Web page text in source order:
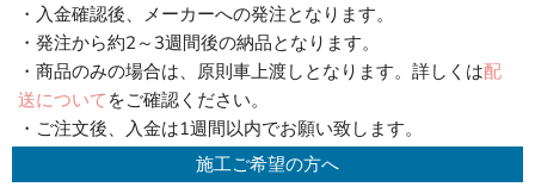
・入金確認後、メーカーへの発注となります。
・発注から約2～3週間後の納品となります。
・商品のみの場合は、原則車上渡しとなります。詳しくは配
送について をご確認ください。
・ご注文後、入金は1週間以内でお願い致します。
施工ご希望の方へ